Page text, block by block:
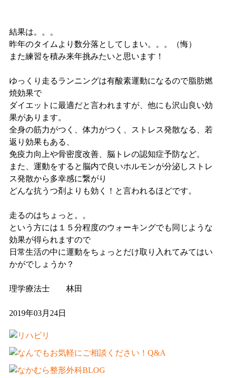
結果は。。。
昨年のタイムより数分落としてしまい。。。（悔）
また練習を積み来年挑みたいと思います！
ゆっくり走るランニングは有酸素運動になるので脂肪燃
焼効果で
ダイエットに最適だと言われますが、他にも沢山良い効
果があります。
全身の筋力がつく、体力がつく、ストレス発散なる、若
返り効果もある、
免疫力向上や骨密度改善、脳トレの認知症予防など。
また、運動をすると脳内で良いホルモンが分泌しストレ
ス発散から多幸感に繋がり
どんな抗うつ剤よりも効く！と言われるほどです。
走るのはちょっと。。
という方には１５分程度のウォーキングでも同じような
効果が得られますので
日常生活の中に運動をちょっとだけ取り入れてみてはい
かがでしょうか？
理学療法士 林田
2019年03月24日